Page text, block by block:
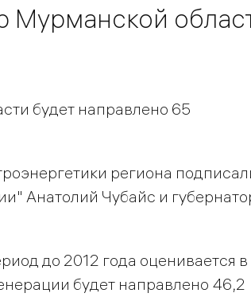
Мурманской
будет направлено 65
региона
Анатолий Чубайс и
до 2012 года оценивается в
будет направлено 46,2